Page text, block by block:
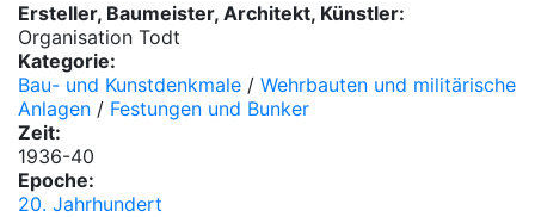
Ersteller, Baumeister, Architekt, Künstler:
Organisation Todt
Kategorie:
Bau- und Kunstdenkmale / Wehrbauten und militärische
Anlagen / Festungen und Bunker
Zeit:
1936-40
Epoche:
20. Jahrhundert